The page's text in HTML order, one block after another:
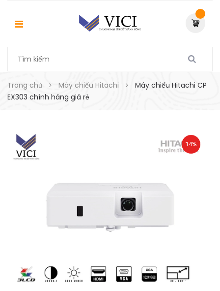
Trang chủ Máy chiếu Hitachi
Máy chiếu Hitachi CP
EX303 chính hãng giá rẻ
14%